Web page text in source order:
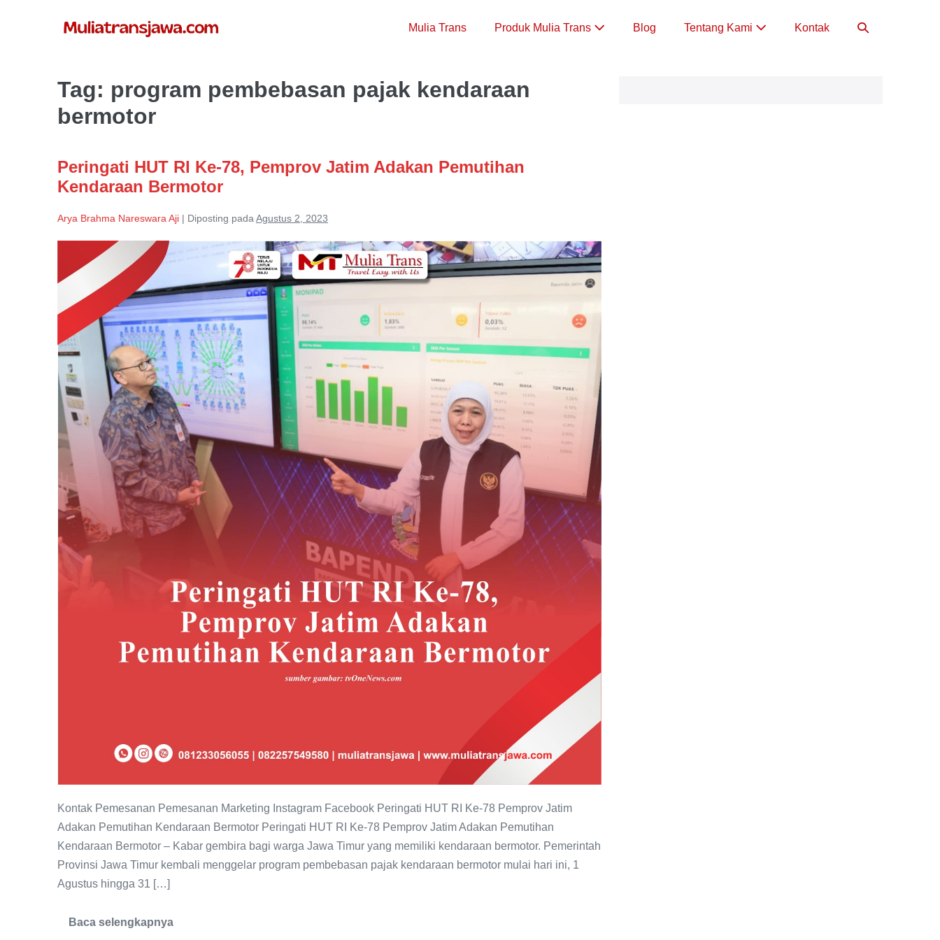
Mulia Trans Produk Mulia Trans Blog Tentang Kami Kontak
Toggle
Tag: program pembebasan pajak kendaraan
bermotor
Peringati HUT RI Ke-78, Pemprov Jatim Adakan Pemutihan
Kendaraan Bermotor
Arya Brahma Nareswara Aji | Diposting pada Agustus 2, 2023
HUT
RI
Ke-
Pemprov
Jatim
Adakan
Pemutihan
Kendaraan
Bermotor
Kontak Pemesanan Pemesanan Marketing Instagram Facebook Peringati HUT RI Ke-78 Pemprov Jatim
Adakan Pemutihan Kendaraan Bermotor Peringati HUT RI Ke-78 Pemprov Jatim Adakan Pemutihan
Kendaraan Bermotor – Kabar gembira bagi warga Jawa Timur yang memiliki kendaraan bermotor. Pemerintah
Provinsi Jawa Timur kembali menggelar program pembebasan pajak kendaraan bermotor mulai hari ini, 1
Agustus hingga 31 […]
Baca selengkapnya
Peringati